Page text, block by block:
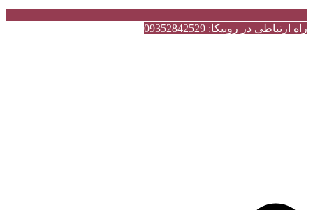
راه ارتباطی در روبیکا: 09352842529